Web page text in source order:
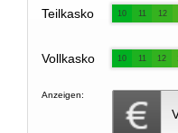
Teilkasko 10 11 12
Vollkasko 10 11 12
Anzeigen: